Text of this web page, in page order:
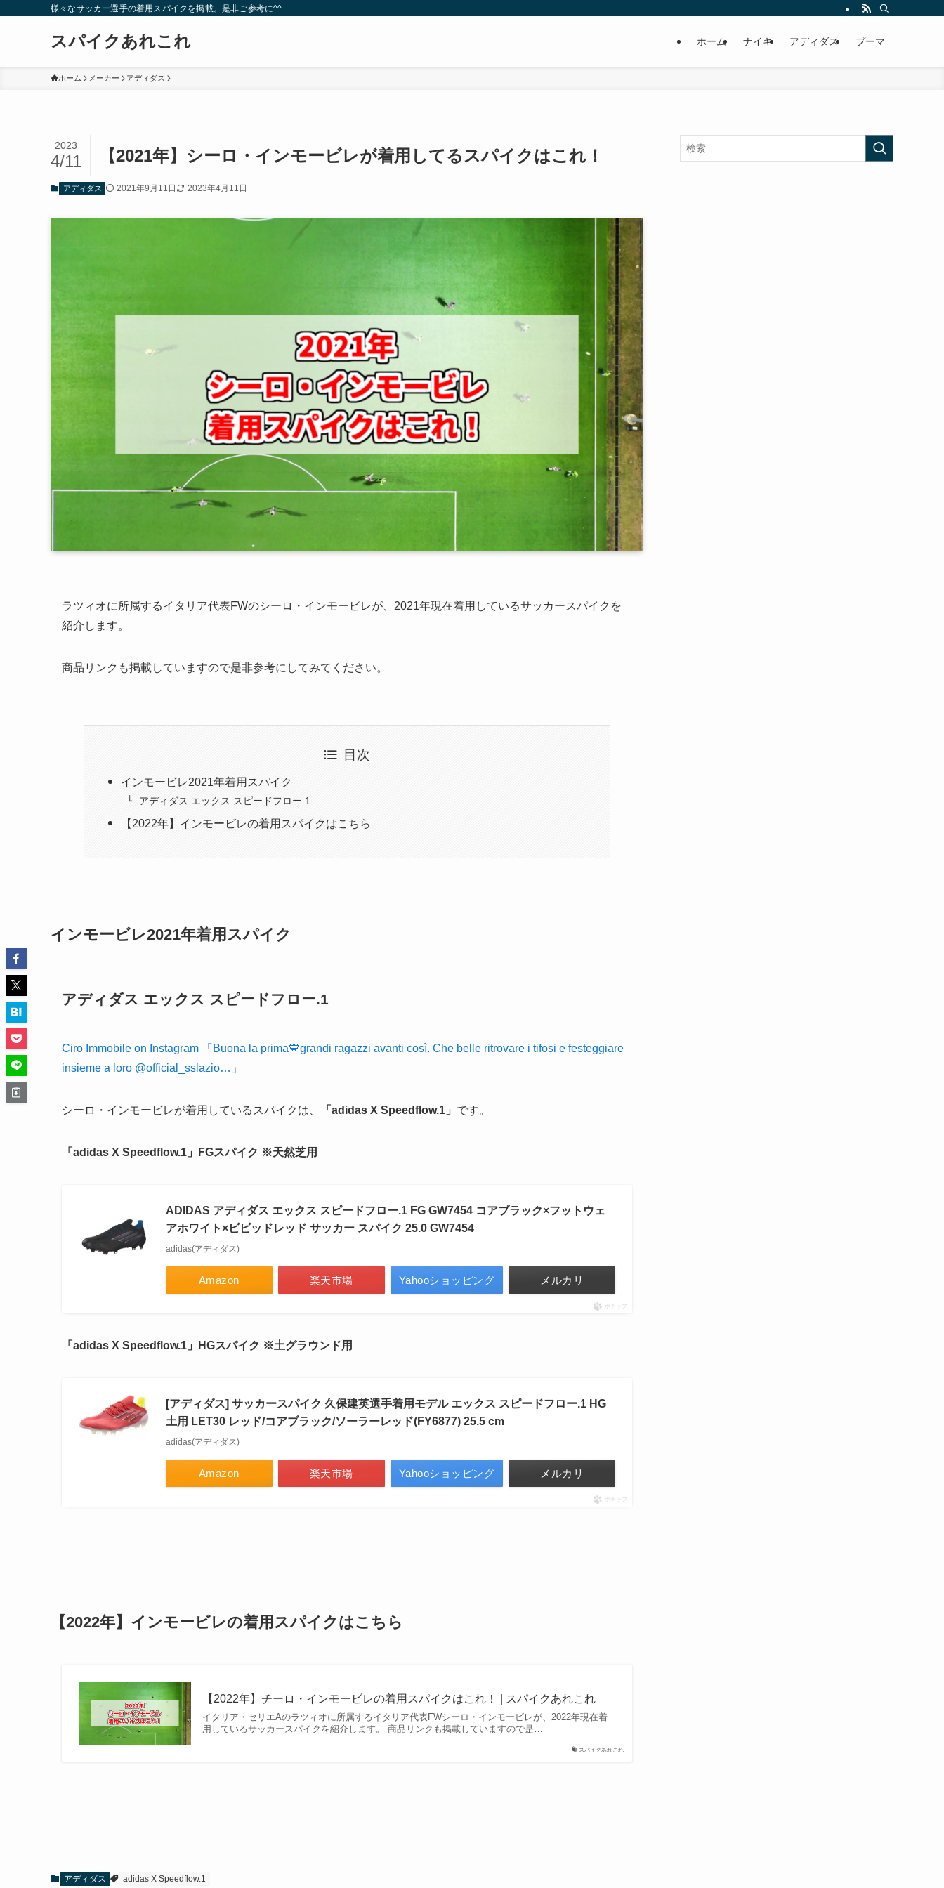
様々なサッカー選手の着用スパイクを掲載。是非ご参考に^^
スパイクあれこれ ホーム ナイキ アディダス プーマ
ホーム メーカー アディダス
【2021年】シーロ・インモービレが着用してるスパイクはこれ！
2023
4/11
アディダス 2021年9月11日 2023年4月11日
ラツィオに所属するイタリア代表FWのシーロ・インモービレが、2021年現在着用しているサッカースパイクを
紹介します。
商品リンクも掲載していますので是非参考にしてみてください。
目次
インモービレ2021年着用スパイク
アディダス エックス スピードフロー.1
【2022年】インモービレの着用スパイクはこちら
インモービレ2021年着用スパイク
アディダス エックス スピードフロー.1
Ciro Immobile on Instagram 「Buona la prima💙grandi ragazzi avanti così. Che belle ritrovare i tifosi e festeggiare
insieme a loro @official_sslazio…」
シーロ・インモービレが着用しているスパイクは、 「adidas X Speedflow.1」 です。
「adidas X Speedflow.1」 FGスパイク ※天然芝用
ADIDAS アディダス エックス スピードフロー.1 FG GW7454 コアブラック×フットウェ
アホワイト×ビビッドレッド サッカー スパイク 25.0 GW7454
adidas(アディダス)
Amazon 楽天市場 Yahooショッピング メルカリ
ポチップ
「adidas X Speedflow.1」HGスパイク ※土グラウンド用
[アディダス] サッカースパイク 久保建英選手着用モデル エックス スピードフロー.1 HG
土用 LET30 レッド/コアブラック/ソーラーレッド(FY6877) 25.5 cm
adidas(アディダス)
Amazon 楽天市場 Yahooショッピング メルカリ
ポチップ
【2022年】インモービレの着用スパイクはこちら
スパイクあれこれ
【2022年】チーロ・インモービレの着用スパイクはこれ！ | スパイクあれこれ
イタリア・セリエAのラツィオに所属するイタリア代表FWシーロ・インモービレが、2022年現在着
用しているサッカースパイクを紹介します。 商品リンクも掲載していますので是…
アディダス adidas X Speedflow.1